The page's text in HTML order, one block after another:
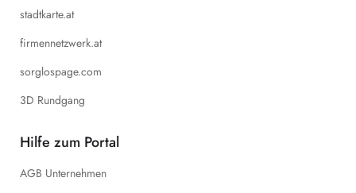
stadtkarte.at
firmennetzwerk.at
sorglospage.com
3D Rundgang
Hilfe zum Portal
AGB Unternehmen